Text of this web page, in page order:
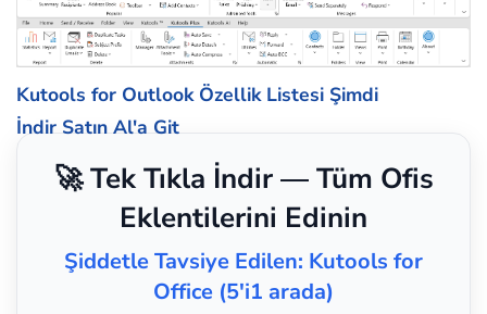
Kutools for Outlook Özellik Listesi Şimdi
İndir Satın Al'a Git
🚀 Tek Tıkla İndir — Tüm Ofis
Eklentilerini Edinin
Şiddetle Tavsiye Edilen: Kutools for
Office (5'i1 arada)